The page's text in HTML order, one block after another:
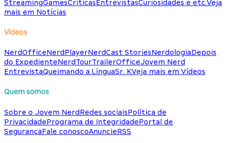
StreamingGamesCríticasEntrevistasCuriosidades e etc.Veja
mais em Notícias
Vídeos
NerdOfficeNerdPlayerNerdCast StoriesNerdologiaDepois
do ExpedienteNerdTourTrailerOfficeJovem Nerd
EntrevistaQueimando a LínguaSr. KVeja mais em Vídeos
Quem somos
Sobre o Jovem NerdRedes sociaisPolítica de
PrivacidadePrograma de IntegridadePortal de
SegurançaFale conoscoAnuncieRSS